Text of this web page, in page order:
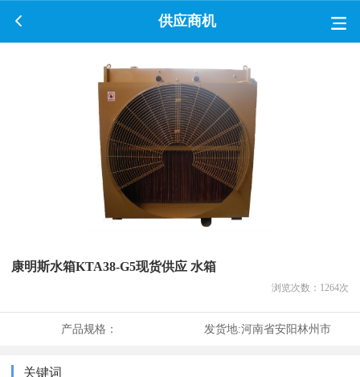
供应商机
康明斯水箱KTA38-G5现货供应 水箱
浏览次数： 1264次
产品规格： 发货地:河南省安阳林州市
关键词